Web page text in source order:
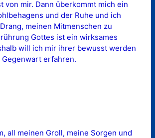
von mir. Dann überkommt mich ein
und der Ruhe und ich
meinen Mitmenschen zu
Gottes ist ein wirksames
will ich mir ihrer bewusst werden
Gegenwart erfahren.
all meinen Groll, meine Sorgen und